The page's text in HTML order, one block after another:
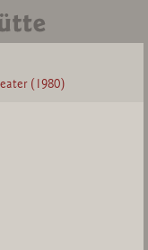
(1980)